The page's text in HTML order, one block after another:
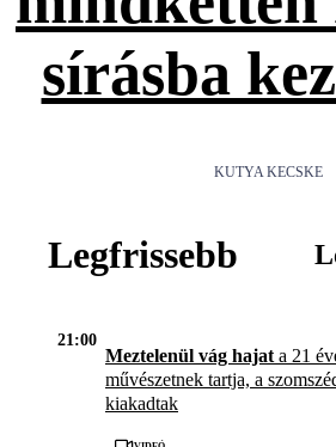
sírásba
KUTYA KECSKE
Legfrissebb
21:00
Meztelenül vág hajat a 21
művészetnek tartja, a
kiakadtak